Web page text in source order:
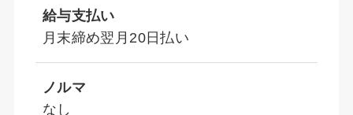
給与支払い
月末締め翌月20日払い
ノルマ
なし